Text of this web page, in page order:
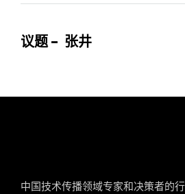
议题 - 张井
中国技术传播领域专家和决策者的